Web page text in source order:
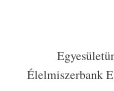
Élelmiszerbank